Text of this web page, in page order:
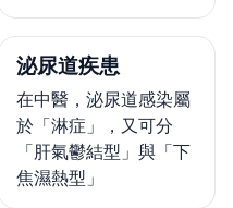
泌尿道疾患
在中醫，泌尿道感染屬
於「淋症」，又可分
「肝氣鬱結型」與「下
焦濕熱型」